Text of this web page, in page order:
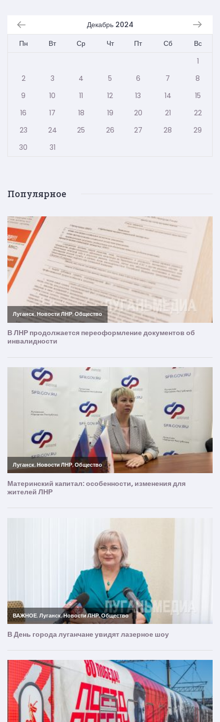
Декабрь 2024
Пн
Вт Ср Чт Пт Сб
Вс
1
2
3 4 5 6 7
8
9
10 11 12 13 14
15
16
17 18 19 20 21
22
23
24 25 26 27 28
29
30
31
Популярное